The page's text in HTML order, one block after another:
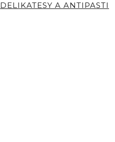
DELIKATESY A ANTIPASTI